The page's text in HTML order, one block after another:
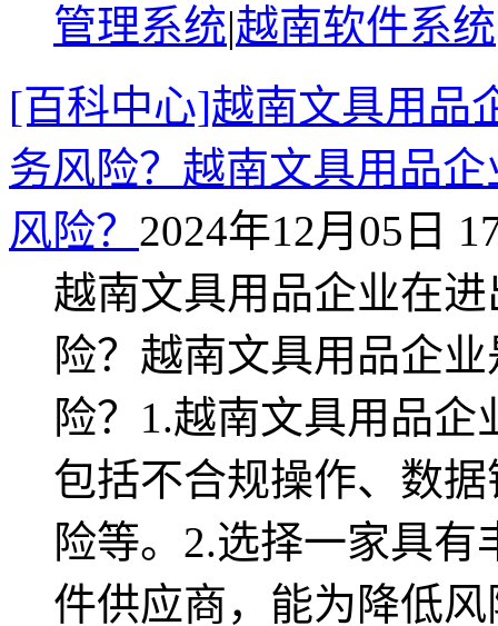
管理系统|越南软件系统
[百科中心]越南文具用品
务风险？越南文具用品
风险？ 2024年12月05日
越南文具用品企业在
险？越南文具用品企
险？1.越南文具用品
包括不合规操作、数
险等。2.选择一家具
件供应商，能为降低